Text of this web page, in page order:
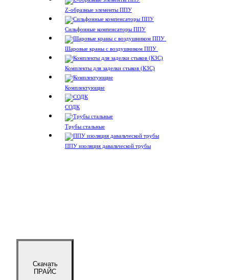
Z-образные элементы ППУ
Сильфонные компенсаторы ППУ
Шаровые краны с воздушником ППУ
Комплекты для заделки стыков (КЗС)
Комплектующие
СОДК
Трубы стальные
ППУ изоляция давальческой трубы
Скачать
ПРАЙС